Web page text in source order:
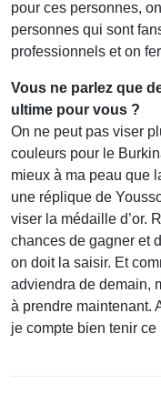
pour ces personnes,
personnes qui sont
professionnels et on
Vous ne parlez que
ultime pour vous ?
On ne peut pas viser
couleurs pour le
mieux à ma peau que
une réplique de
viser la médaille d’or.
chances de gagner et
on doit la saisir. Et
adviendra de demain,
à prendre maintenant.
je compte bien tenir ce